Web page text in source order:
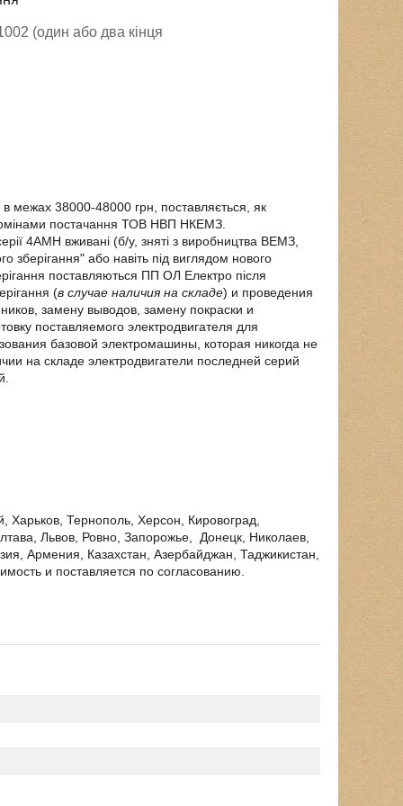
(один або два кінця
межах 38000-48000 грн, поставляється, як
постачання ТОВ НВП НКЕМЗ.
4АМН вживані (б/у, зняті з виробництва ВЕМЗ,
зберігання" або навіть під виглядом нового
поставляються ПП ОЛ Електро після
(в случае наличия на складе) и проведения
замену выводов, замену покраски и
поставляемого электродвигателя для
базовой электромашины, которая никогда не
на складе электродвигатели последней серий
Тернополь, Херсон, Кировоград,
Львов, Ровно, Запорожье, Донецк, Николаев,
Армения, Казахстан, Азербайджан, Таджикистан,
и поставляется по согласованию.